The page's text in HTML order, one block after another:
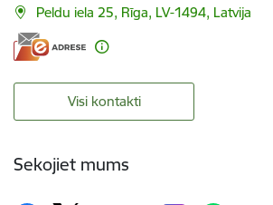
Peldu iela 25, Rīga, LV-1494, Latvija
Visi kontakti
Sekojiet mums